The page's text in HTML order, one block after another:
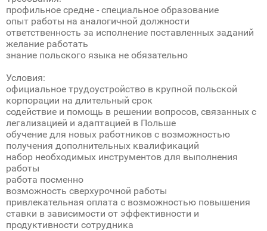
профильное средне - специальное образование
опыт работы на аналогичной должности
ответственность за исполнение поставленных заданий
желание работать
знание польского языка не обязательно
Условия:
официальное трудоустройство в крупной польской
корпорации на длительный срок
содействие и помощь в решении вопросов, связанных с
легализацией и адаптацией в Польше
обучение для новых работников с возможностью
получения дополнительных квалификаций
набор необходимых инструментов для выполнения
работы
работа посменно
возможность сверхурочной работы
привлекательная оплата с возможностью повышения
ставки в зависимости от эффективности и
продуктивности сотрудника